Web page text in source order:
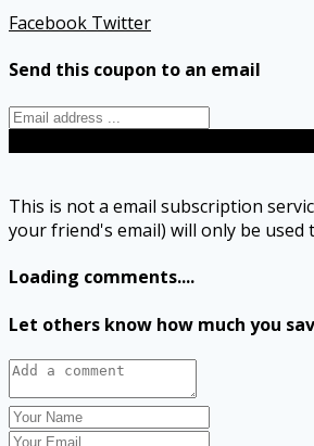
Facebook Twitter
Send this coupon to an email
This is not a email subscription
your friend's email) will only be used
Loading comments....
Let others know how much you